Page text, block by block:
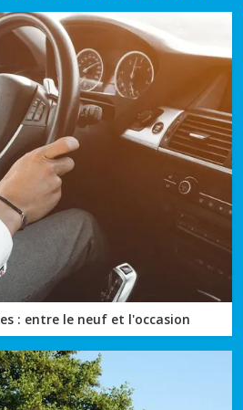
: entre le neuf et l'occasion